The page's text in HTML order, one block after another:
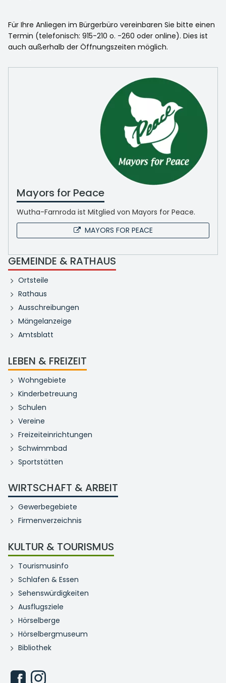
Für Ihre Anliegen im Bürgerbüro vereinbaren Sie bitte einen
Termin (telefonisch: 915-210 o. -260 oder online). Dies ist
auch außerhalb der Öffnungszeiten möglich.
Mayors for Peace
Wutha-Farnroda ist Mitglied von Mayors for Peace.
MAYORS FOR PEACE
GEMEINDE & RATHAUS
Ortsteile
Rathaus
Ausschreibungen
Mängelanzeige
Amtsblatt
LEBEN & FREIZEIT
Wohngebiete
Kinderbetreuung
Schulen
Vereine
Freizeiteinrichtungen
Schwimmbad
Sportstätten
WIRTSCHAFT & ARBEIT
Gewerbegebiete
Firmenverzeichnis
KULTUR & TOURISMUS
Tourismusinfo
Schlafen & Essen
Sehenswürdigkeiten
Ausflugsziele
Hörselberge
Hörselbergmuseum
Bibliothek